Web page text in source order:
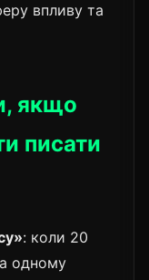
впливу та
якщо
писати
: коли 20
одному